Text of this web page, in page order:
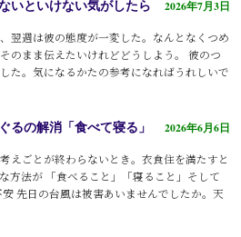
いといけない気がしたら 2026年7月3日
翌週は彼の態度が一変した。なんとなくつめ
のまま伝えたいけれどどうしよう。 彼のつ
た。気になるかたの参考になればうれしいで
るの解消「食べて寝る」 2026年6月6日
えごとが終わらないとき。衣食住を満たすと
方法が 「食べること」「寝ること」そして
安 先日の台風は被害あいませんでしたか。天